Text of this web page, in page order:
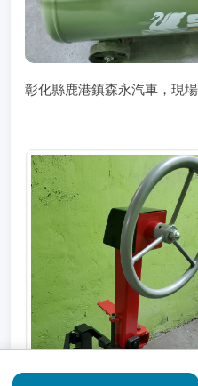
彰化縣鹿港鎮森永汽車，現